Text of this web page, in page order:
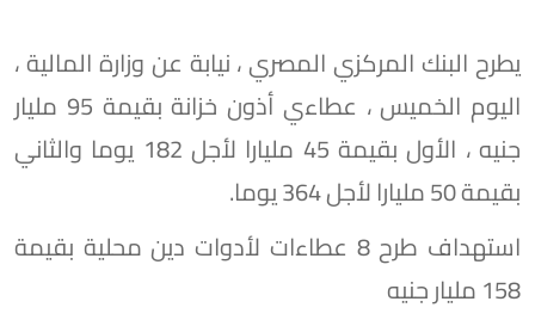
يطرح البنك المركزي المصري ، نيابة عن وزارة المالية ،
اليوم الخميس ، عطاءي أذون خزانة بقيمة 95 مليار
جنيه ، الأول بقيمة 45 مليارا لأجل 182 يوما والثاني
بقيمة 50 مليارا لأجل 364 يوما.
استهداف طرح 8 عطاءات لأدوات دين محلية بقيمة
158 مليار جنيه